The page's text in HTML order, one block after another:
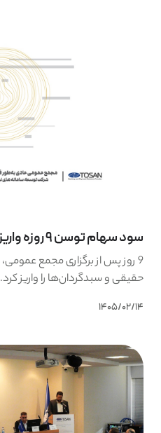
سود سهام توسن 9 روزه واریز شد
9 روز پس از برگزاری مجمع
حقیقی و سبدگردان‌ها را واریز کرد.
1405/02/14